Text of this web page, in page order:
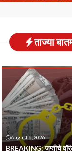
ताज्या
August 6, 2026
BREAKING: जप्तीचे